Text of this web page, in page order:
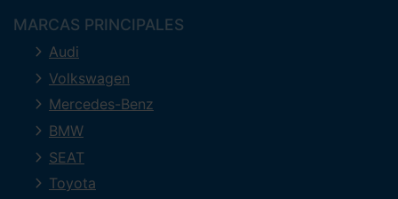
MARCAS PRINCIPALES
Audi
Volkswagen
Mercedes-Benz
BMW
SEAT
Toyota